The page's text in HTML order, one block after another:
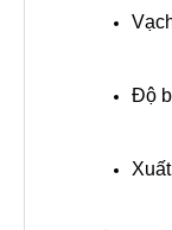
Độ